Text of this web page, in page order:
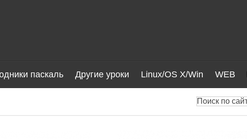
паскаль Другие уроки Linux/OS X/Win WEB